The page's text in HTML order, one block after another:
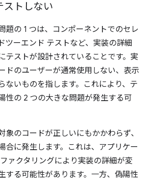
ストしない
題の 1 つは、コンポーネントでのセレ
ツーエンド テストなど、実装の詳細
テストが設計されていることです。実
ドのユーザーが通常使用しない、表示
ないものを指します。これにより、テ
性の 2 つの大きな問題が発生する可
象のコードが正しいにもかかわらず、
合に発生します。これは、アプリケー
ァクタリングにより実装の詳細が変
する可能性があります。一方、偽陽性